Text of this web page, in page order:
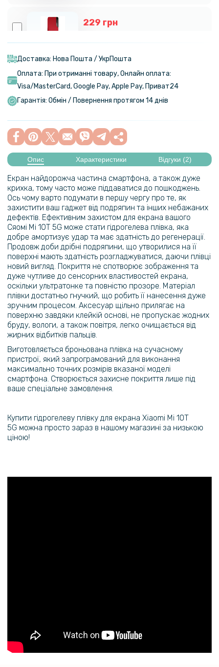
229 грн
129 грн
239 грн
Чохол-накладка Epik Generous для Oppo A55 5G
199 грн
239 грн
Чохол-накладка Epik Generous для Realme 9i
199 грн
239 грн
Чохол-накладка Epik Generous для Xiaomi Redmi Note 11 / 11s 4G
149 грн
239 грн
Чохол-накладка Epik Generous для Samsung Galaxy A22 5G
149 грн
239 грн
Чохол-накладка Epik Generous для Huawei Nova 9 / Honor 50
149 грн
239 грн
Чохол-накладка Epik Generous для Huawei Nova 8i / Honor 50 Lite
239 грн
Чохол-накладка Epik Generous для Xiaomi Redmi K50 / Redmi K50
Pro
199 грн
299 грн
Доставка: Нова Пошта / УкрПошта
Оплата: При отриманні товару, Онлайн оплата:
Visa/MasterСard, Google Pay, Apple Pay, Приват24
Гарантія: Обмін / Повернення протягом 14 днів
Опис Характеристики Відгуки (2)
Екран найдорожча частина смартфона, а також дуже
крихка, тому часто може піддаватися до пошкоджень.
Ось чому варто подумати в першу чергу про те, як
захистити ваш гаджет від подряпин та інших небажаних
дефектів. Ефективним захистом для екрана вашого
Сяомі Mi 10T 5G може стати гідрогелева плівка, яка
добре амортизує удар та має здатність до регенерації.
Продовж доби дрібні подряпини, що утворилися на її
поверхні мають здатність розгладжуватися, даючи плівці
новий вигляд. Покриття не спотворює зображення та
дуже чутливе до сенсорних властивостей екрана,
оскільки ультратонке та повністю прозоре. Матеріал
плівки достатньо гнучкий, що робить її нанесення дуже
зручним процесом. Аксесуар щільно прилягає на
поверхню завдяки клейкій основі, не пропускає жодних
бруду, вологи, а також повітря, легко очищається від
жирних відбитків пальців.
Виготовляється броньована плівка на сучасному
пристрої, який запрограмований для виконання
максимально точних розмірів вказаної моделі
смартфона. Створюється захисне покриття лише під
ваше спеціальне замовлення.
Купити гідрогелеву плівку для екрана Xiaomi Mi 10T
5G можна просто зараз в нашому магазині за низькою
ціною!